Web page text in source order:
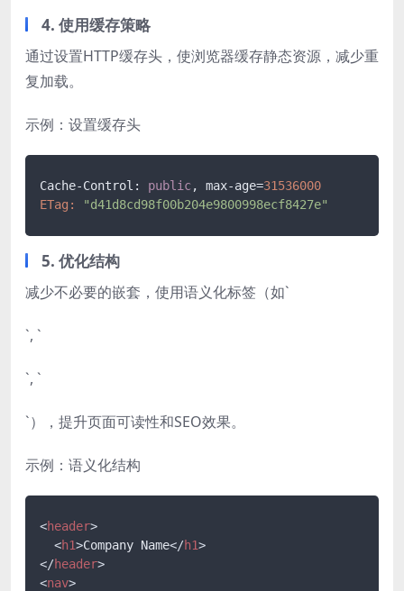
4. 使用缓存策略
通过设置HTTP缓存头，使浏览器缓存静态资源，减少重
复加载。
示例：设置缓存头
Cache-Control: public, max-age=31536000
ETag:
"d41d8cd98f00b204e9800998ecf8427e"
5. 优化结构
减少不必要的嵌套，使用语义化标签（如`
`, `
`, `
`），提升页面可读性和SEO效果。
示例：语义化结构
<header>
<h1>Company Name</h1>
</header>
<nav>